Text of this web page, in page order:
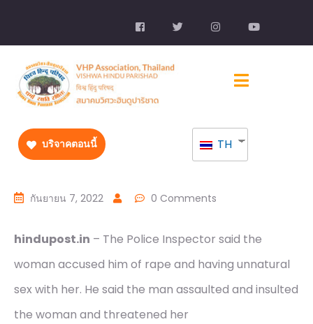
บริจาคตอนนี้ TH
กันยายน 7, 2022 0 Comments
hindupost.in – The Police Inspector said the
woman accused him of rape and having unnatural
sex with her. He said the man assaulted and insulted
the woman and threatened her